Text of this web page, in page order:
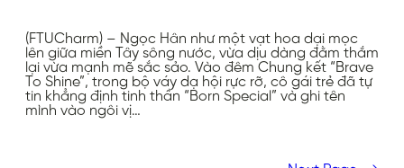
(FTUCharm) – Ngọc Hân như một vạt hoa dại mọc
lên giữa miền Tây sông nước, vừa dịu dàng đằm thắm
lại vừa mạnh mẽ sắc sảo. Vào đêm Chung kết “Brave
To Shine”, trong bộ váy dạ hội rực rỡ, cô gái trẻ đã tự
tin khẳng định tinh thần “Born Special” và ghi tên
mình vào ngôi vị…